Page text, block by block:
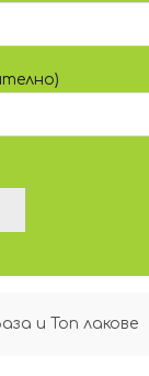
и Топ лакове